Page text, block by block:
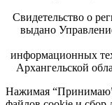
Свидетельство о
выдано
информационных
Архангельской
Нажимая